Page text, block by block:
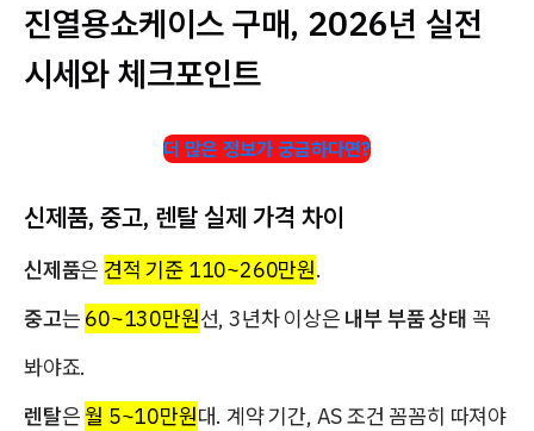
진열용쇼케이스 구매, 2026년 실전
시세와 체크포인트
더 많은 정보가 궁금하다면?
신제품, 중고, 렌탈 실제 가격 차이
신제품은 견적 기준 110~260만원.
중고는 60~130만원선, 3년차 이상은 내부 부품 상태 꼭
봐야죠.
렌탈은월 5~10만원대. 계약 기간, AS 조건 꼼꼼히 따져야